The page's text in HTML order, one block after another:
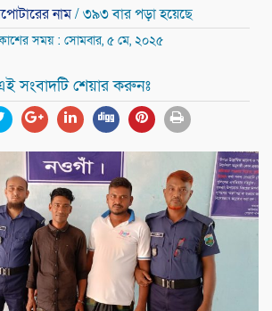
নাম/ ৩৯৩ বার পড়া হয়েছে
সময় : সোমবার, ৫ মে, ২০২৫
সংবাদটি শেয়ার করুনঃ